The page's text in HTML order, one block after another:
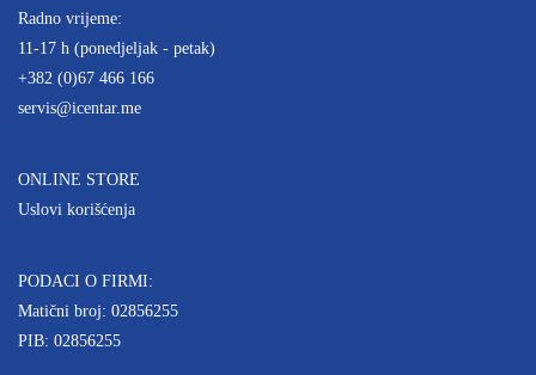
Radno vrijeme:
11-17 h (ponedjeljak - petak)
+382 (0)67 466 166
servis@icentar.me
ONLINE STORE
Uslovi korišćenja
PODACI O FIRMI:
Matični broj: 02856255
PIB: 02856255